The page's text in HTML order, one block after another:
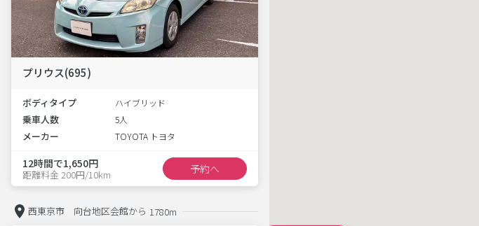
プリウス(695)
ボディタイプ ハイブリッド
乗車人数 5人
メーカー TOYOTA トヨタ
12時間で1,650円
距離料金 200円/10km 予約へ
西東京市 向台地区会館から 1780m